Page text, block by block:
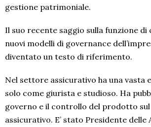
gestione patrimoniale.
Il suo recente saggio sulla funzione di
nuovi modelli di governance
diventato un testo di riferimento.
Nel settore assicurativo ha una vasta
solo come giurista e studioso. Ha
governo e il controllo del prodotto
assicurativo. E’ stato Presidente delle